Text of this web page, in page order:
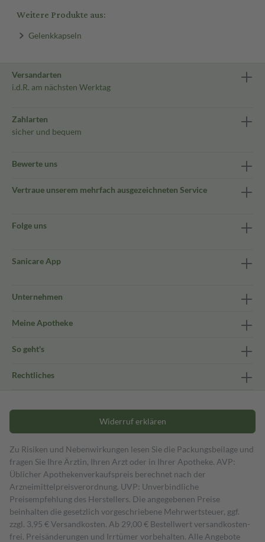
Weitere Produkte aus:
Gelenkkapseln
Versandarten
i.d.R. am nächsten Werktag
Zahlarten
sicher und bequem
Bewerte uns
Vertraue unserem mehrfach ausgezeichneten Service
Folge uns
Sanicare App
Unternehmen
Meine Apotheke
So geht's
Rechtliches
Widerruf erklären
Zu Risiken und Nebenwirkungen lesen Sie die Packungsbeilage und
fragen Sie Ihre Ärztin, Ihren Arzt oder in Ihrer Apotheke. AVP:
Üblicher Apothekenverkaufspreis berechnet nach der
Arzneimittelpreisverordnung. UVP: Unverbindliche
Preisempfehlung des Herstellers. Die angegebenen Preise
beinhalten die gesetzlich vorgeschriebene Mehrwertsteuer, ggf.
zzgl. 3,95 € Versandkosten. Ab 29,00 € Bestell­wert versand­kosten­
frei. Preisänderungen und Irrtümer vorbehalten. Alle Angebote